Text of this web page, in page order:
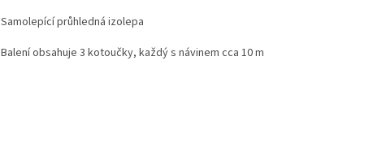
Samolepící průhledná izolepa
Balení obsahuje 3 kotoučky, každý s návinem cca 10 m